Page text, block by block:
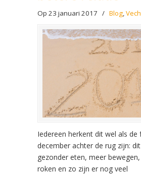
Op 23 januari 2017 / Blog,
Iedereen herkent dit wel als de
december achter de rug zijn:
gezonder eten, meer
roken en zo zijn er nog veel